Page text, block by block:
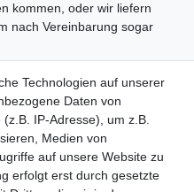
kommen, oder wir liefern
nach Vereinbarung sogar
und in günstigen
Technologien auf unserer
Daten von
IP-Adresse), um z.B.
Medien von
auf unsere Website zu
erfolgt erst durch gesetzte